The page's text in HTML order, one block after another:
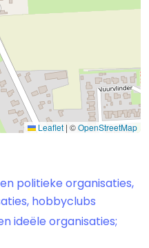
Leaflet | ©OpenStreetMap
politieke organisaties,
hobbyclubs
ideële organisaties;